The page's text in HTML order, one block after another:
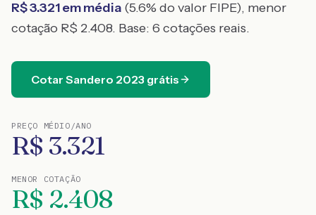
R$3.321em média (5.6% do valor FIPE), menor
cotação R$ 2.408. Base: 6 cotações reais.
Cotar Sandero 2023 grátis
PREÇO MÉDIO/ANO
R$ 3.321
MENOR COTAÇÃO
R$ 2.408